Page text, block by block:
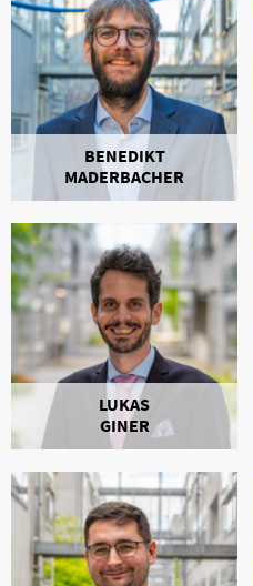
BENEDIKT
MADERBACHER
LUKAS
GINER